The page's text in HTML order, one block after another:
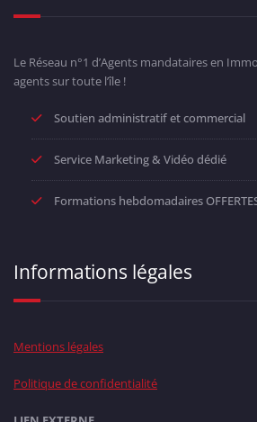
Le Réseau n°1 d’Agents mandataires en
agents sur toute l’île !
Soutien administratif et commercial
Service Marketing & Vidéo dédié
Formations hebdomadaires
Informations légales
Mentions légales
Politique de confidentialité